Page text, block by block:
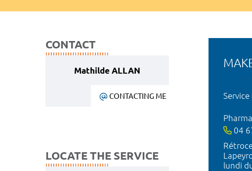
CONTACT
Mathilde ALLAN
CONTACTING ME
LOCATE THE SERVICE
04
lundi